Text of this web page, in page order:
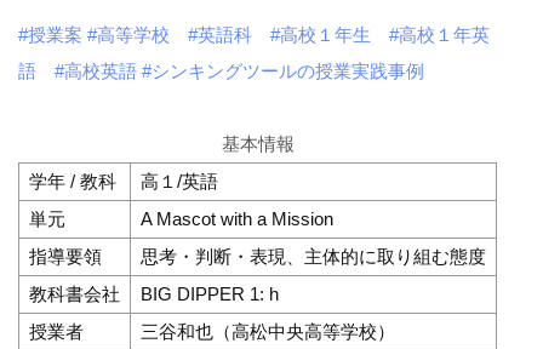
#授業案 #高等学校 #英語科 #高校１年生
#高校１年英
語
#高校英語 #シンキングツールの授業実践事例
基本情報
学年 / 教科
高１/英語
単元
A Mascot with a Mission
指導要領
思考・判断・表現、主体的に取り組む態度
教科書会社
BIG DIPPER 1: h
授業者
三谷和也（高松中央高等学校）